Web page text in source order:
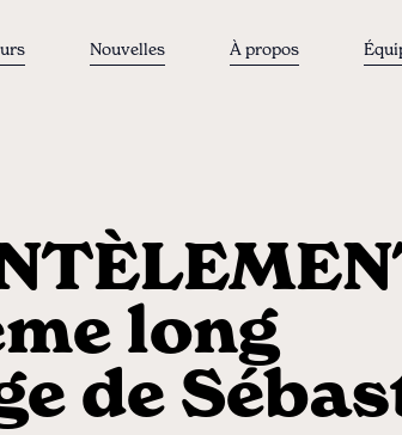
Nouvelles À propos
long
de